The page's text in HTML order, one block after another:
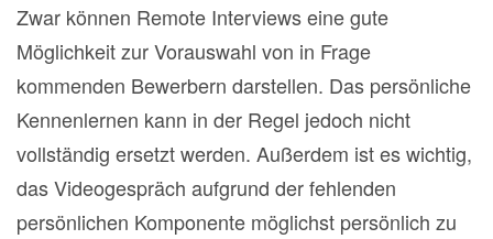
Zwar können Remote Interviews eine gute
Möglichkeit zur Vorauswahl von in Frage
kommenden Bewerbern darstellen. Das persönliche
Kennenlernen kann in der Regel jedoch nicht
vollständig ersetzt werden. Außerdem ist es wichtig,
das Videogespräch aufgrund der fehlenden
persönlichen Komponente möglichst persönlich zu